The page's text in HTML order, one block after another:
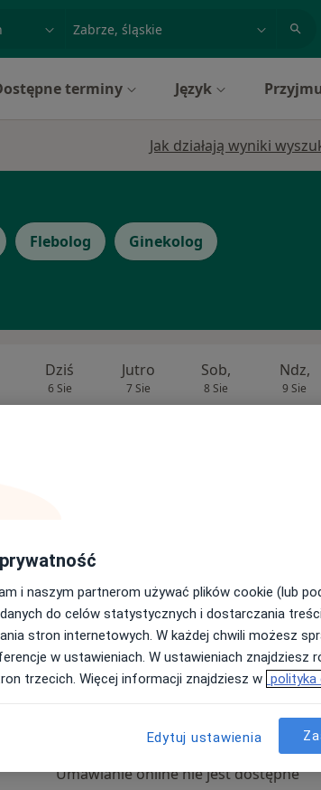
lub nazwiskomiasto lub dzielnica
terminy Język
Jak działają wyniki
Flebolog Ginekolog
Dziś
6 Sie
Jutro
7 Sie
Sob,
8 Sie
Ndz,
9 Sie
Sob, Ndz,
Umawianie online nie jest dostępne
i naszym partnerom używać plików cookie (lub
do celów statystycznych i dostarczania
stron internetowych. W każdej chwili możesz
w ustawieniach. W ustawieniach znajdziesz
trzecich. Więcej informacji znajdziesz w polityka
Edytuj ustawienia